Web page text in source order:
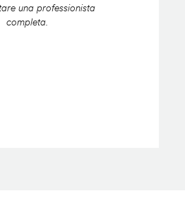
una professionista
completa.